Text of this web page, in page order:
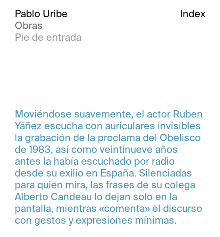
Pablo Uribe
Obras
Pie de entrada
Index
Moviéndose suavemente, el actor Ruben
Yáñez escucha con auriculares invisibles
la grabación de la proclama del Obelisco
de 1983, así como veintinueve años
antes la había escuchado por radio
desde su exilio en España. Silenciadas
para quien mira, las frases de su colega
Alberto Candeau lo dejan solo en la
pantalla, mientras «comenta» el discurso
con gestos y expresiones mínimas.